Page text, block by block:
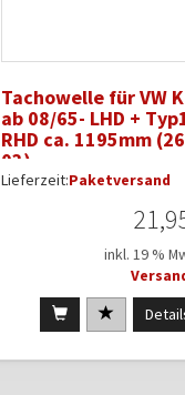
Tachowelle für VW
ab 08/65- LHD +
RHD ca. 1195mm
03)
Lieferzeit:Paketversand
inkl. 19 %